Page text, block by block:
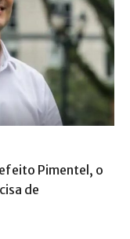
Pimentel, o
de